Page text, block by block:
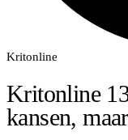
Kritonline
Kritonline
kansen,